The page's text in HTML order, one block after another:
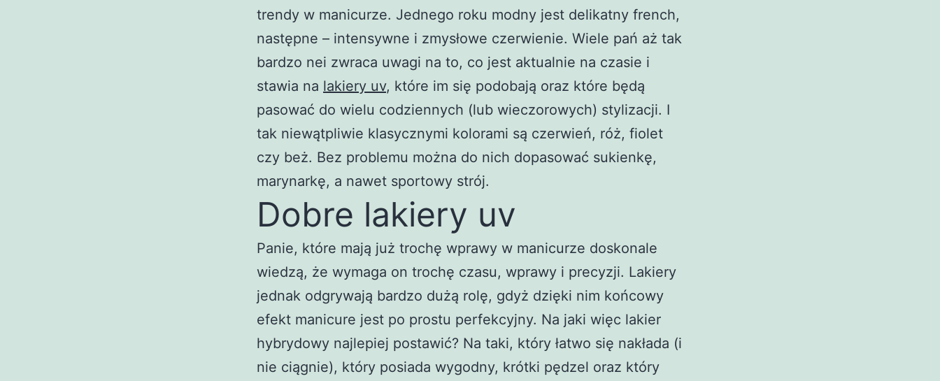
trendy w manicurze. Jednego roku modny jest delikatny french,
następne – intensywne i zmysłowe czerwienie. Wiele pań aż tak
bardzo nei zwraca uwagi na to, co jest aktualnie na czasie i
stawia na lakiery uv, które im się podobają oraz które będą
pasować do wielu codziennych (lub wieczorowych) stylizacji. I
tak niewątpliwie klasycznymi kolorami są czerwień, róż, fiolet
czy beż. Bez problemu można do nich dopasować sukienkę,
marynarkę, a nawet sportowy strój.
Dobre lakiery uv
Panie, które mają już trochę wprawy w manicurze doskonale
wiedzą, że wymaga on trochę czasu, wprawy i precyzji. Lakiery
jednak odgrywają bardzo dużą rolę, gdyż dzięki nim końcowy
efekt manicure jest po prostu perfekcyjny. Na jaki więc lakier
hybrydowy najlepiej postawić? Na taki, który łatwo się nakłada (i
nie ciągnie), który posiada wygodny, krótki pędzel oraz który